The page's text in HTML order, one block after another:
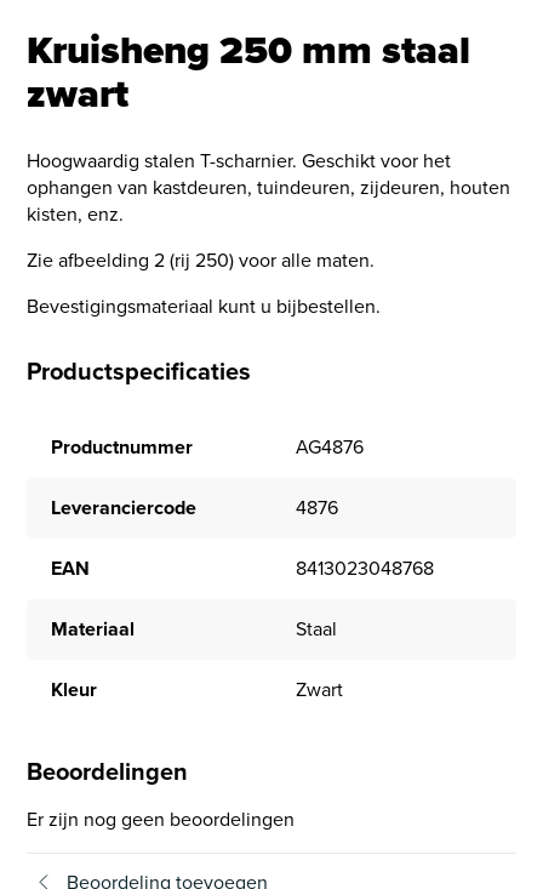
Kruisheng 250 mm staal
zwart
Hoogwaardig stalen T-scharnier. Geschikt voor het
ophangen van kastdeuren, tuindeuren, zijdeuren, houten
kisten, enz.
Zie afbeelding 2 (rij 250) voor alle maten.
Bevestigingsmateriaal kunt u bijbestellen.
Productspecificaties
Productnummer AG4876
Leveranciercode 4876
EAN 8413023048768
Materiaal Staal
Kleur Zwart
Beoordelingen
Er zijn nog geen beoordelingen
Beoordeling toevoegen